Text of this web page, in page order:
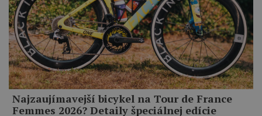
Najzaujímavejší bicykel na Tour de France
Femmes 2026? Detaily špeciálnej edície